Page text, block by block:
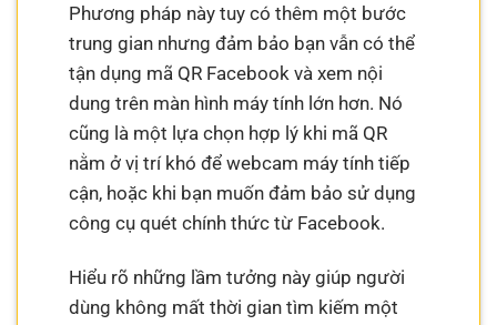
Phương pháp này tuy có thêm một bước
trung gian nhưng đảm bảo bạn vẫn có thể
tận dụng mã QR Facebook và xem nội
dung trên màn hình máy tính lớn hơn. Nó
cũng là một lựa chọn hợp lý khi mã QR
nằm ở vị trí khó để webcam máy tính tiếp
cận, hoặc khi bạn muốn đảm bảo sử dụng
công cụ quét chính thức từ Facebook.
Hiểu rõ những lầm tưởng này giúp người
dùng không mất thời gian tìm kiếm một